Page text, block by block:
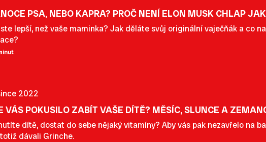
PSA, NEBO KAPRA? PROČ NENÍ ELON MUSK CHLAP
lepší, než vaše maminka? Jak děláte svůj originální vaječňák a co
2022
VÁS POKUSILO ZABÍT VAŠE DÍTĚ? MĚSÍC, SLUNCE A
dítě, dostat do sebe nějaký vitamíny? Aby vás pak nezavřelo na
dávali Grinche.